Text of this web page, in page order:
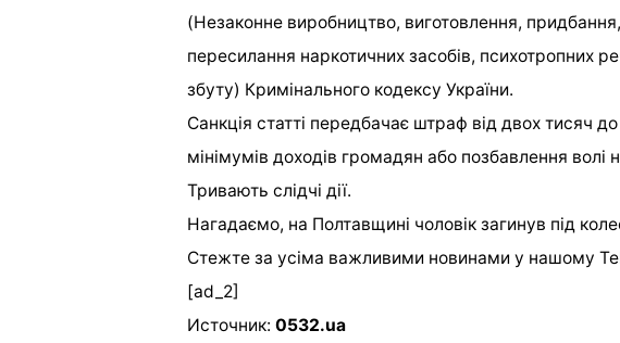
(Незаконне виробництво, виготовлення,
пересилання наркотичних засобів, психотропних
збуту) Кримінального кодексу України.
Санкція статті передбачає штраф від двох тисяч
мінімумів доходів громадян або позбавлення волі
Тривають слідчі дії.
Нагадаємо, на Полтавщині чоловік загинув під
Стежте за усіма важливими новинами у нашому
[ad_2]
Источник: 0532.ua